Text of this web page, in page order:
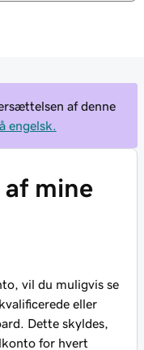
af denne
engelsk.
mine
vil du muligvis se
eller
Dette skyldes,
for hvert